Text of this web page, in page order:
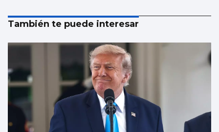
También te puede interesar